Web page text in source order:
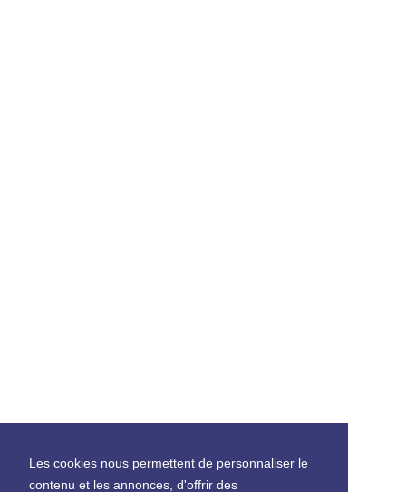
Les cookies nous permettent de personnaliser le
contenu et les annonces, d'offrir des